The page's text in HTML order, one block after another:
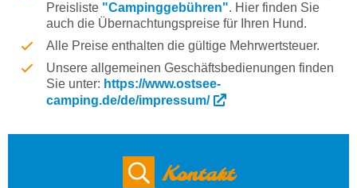
Preisliste "Campinggebühren". Hier finden Sie
auch die Übernachtungspreise für Ihren Hund.
Alle Preise enthalten die gültige Mehrwertsteuer.
Unsere allgemeinen Geschäftsbedienungen finden
Sie unter: https://www.ostsee-
camping.de/de/impressum/
Kontakt